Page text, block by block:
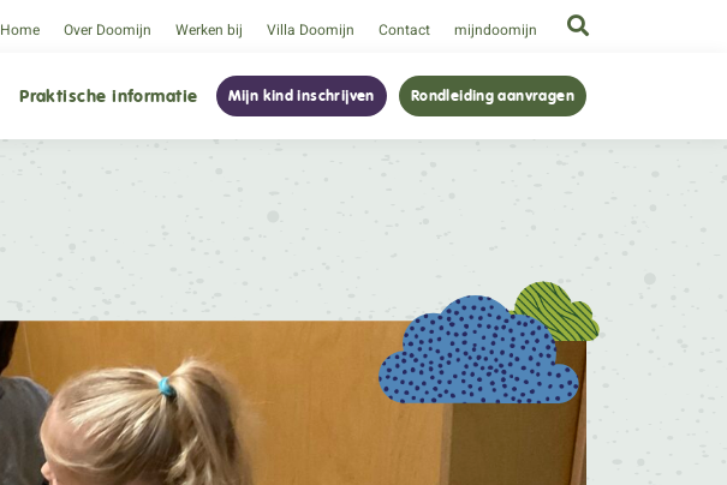
Home Over Doomijn Werken bij Villa Doomijn Contact mijndoomijn
Praktische informatie Mijn kind inschrijven Rondleiding aanvragen